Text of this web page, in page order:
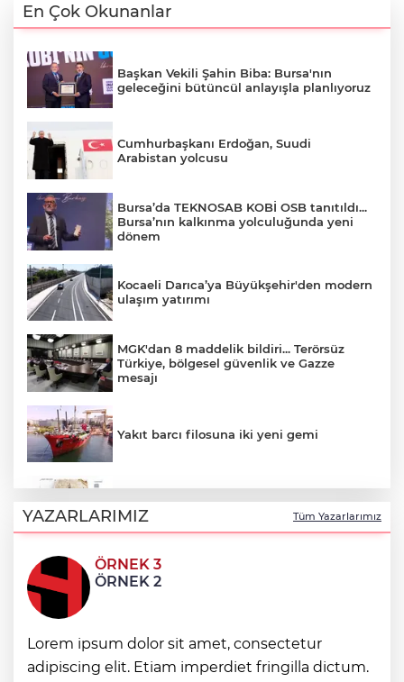
En Çok Okunanlar
Başkan Vekili Şahin Biba: Bursa'nın
geleceğini bütüncül anlayışla planlıyoruz
Cumhurbaşkanı Erdoğan, Suudi
Arabistan yolcusu
Bursa’da TEKNOSAB KOBİ OSB tanıtıldı...
Bursa’nın kalkınma yolculuğunda yeni
dönem
Kocaeli Darıca’ya Büyükşehir'den modern
ulaşım yatırımı
MGK'dan 8 maddelik bildiri... Terörsüz
Türkiye, bölgesel güvenlik ve Gazze
mesajı
Yakıt barcı filosuna iki yeni gemi
tek platformda
Türkiye ile Vietnam arasında 'hava'da
yeni dönem... Sefer kapasitesi artırıldı
Görevden uzaklaştırılan Utku Caner
Çaykara hakkında tahliye kararı
YAZARLARIMIZ Tüm Yazarlarımız
ÖRNEK 3
ÖRNEK 2
Lorem ipsum dolor sit amet, consectetur
adipiscing elit. Etiam imperdiet fringilla dictum.